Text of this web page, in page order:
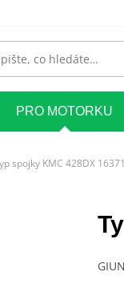
PRO MOTORKU
spojky KMC 428DX